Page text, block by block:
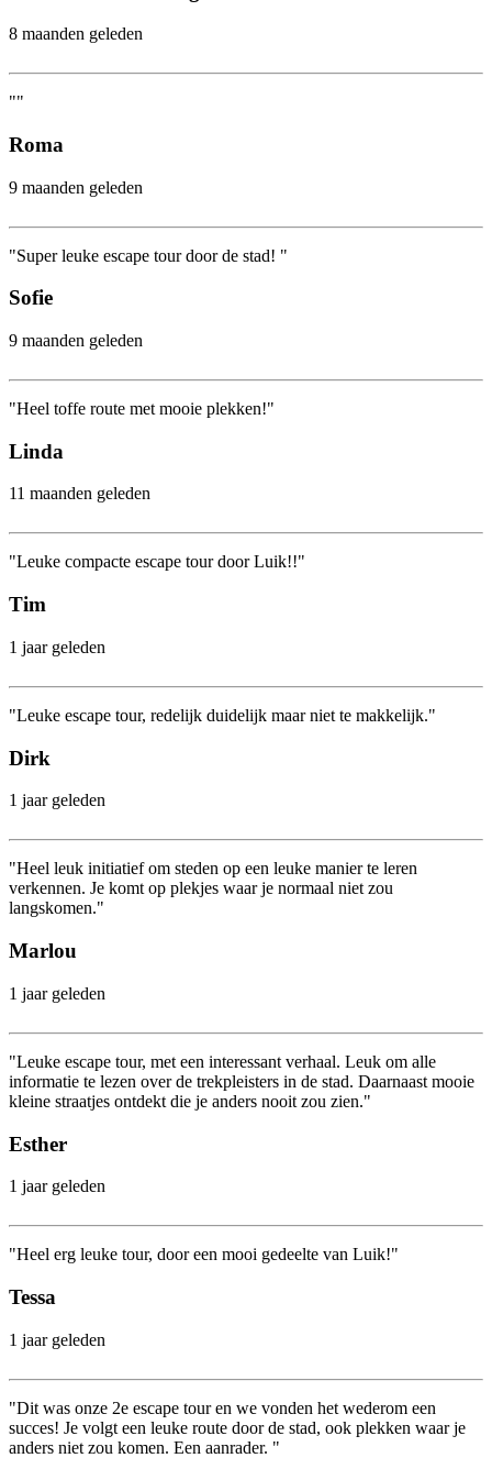
8 maanden geleden
""
Roma
9 maanden geleden
"Super leuke escape tour door de stad! "
Sofie
9 maanden geleden
"Heel toffe route met mooie plekken!"
Linda
11 maanden geleden
"Leuke compacte escape tour door Luik!!"
Tim
1 jaar geleden
"Leuke escape tour, redelijk duidelijk maar niet te makkelijk."
Dirk
1 jaar geleden
"Heel leuk initiatief om steden op een leuke manier te leren
verkennen. Je komt op plekjes waar je normaal niet zou
langskomen."
Marlou
1 jaar geleden
"Leuke escape tour, met een interessant verhaal. Leuk om alle
informatie te lezen over de trekpleisters in de stad. Daarnaast mooie
kleine straatjes ontdekt die je anders nooit zou zien."
Esther
1 jaar geleden
"Heel erg leuke tour, door een mooi gedeelte van Luik!"
Tessa
1 jaar geleden
"Dit was onze 2e escape tour en we vonden het wederom een
succes! Je volgt een leuke route door de stad, ook plekken waar je
anders niet zou komen. Een aanrader. "